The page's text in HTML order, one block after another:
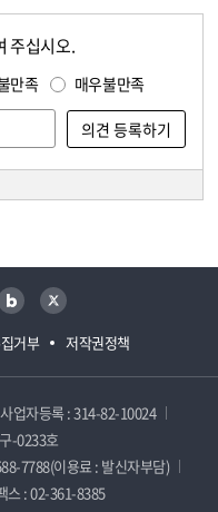
주십시오.
만족 매우불만족
거부 저작권정책
블로그 트위터
사업자등록 : 314-82-10024
-0233호
7788(이용료 : 발신자부담)
스 : 02-361-8385